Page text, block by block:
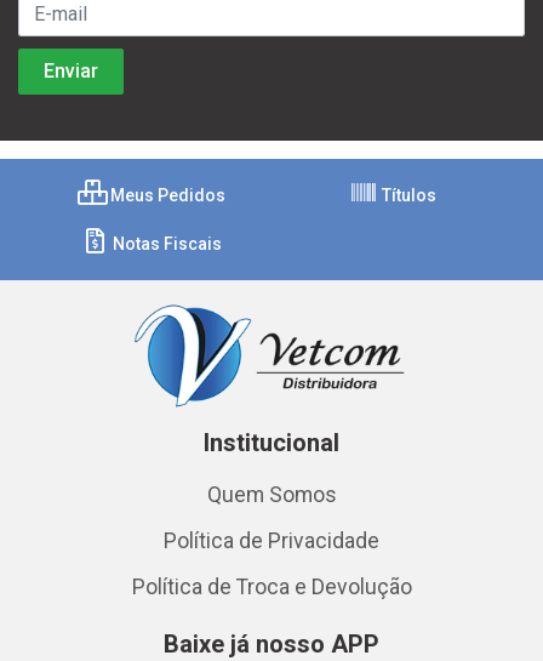
Meus Pedidos Títulos
Notas Fiscais
Institucional
Quem Somos
Política de Privacidade
Política de Troca e Devolução
Baixe já nosso APP